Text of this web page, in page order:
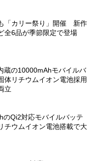
「カリー祭り」開催 新作
全6品が季節限定で登場
蔵の10000mAhモバイルバ
リチウムイオン電池採用
立
のQi2対応モバイルバッテ
ウムイオン電池搭載で大